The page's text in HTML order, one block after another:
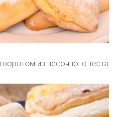
из песочного теста